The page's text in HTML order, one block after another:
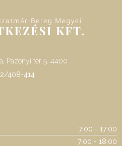
Pazonyi tér 5. 4400
408-414
7:00 - 17:00
7:00 - 18:00